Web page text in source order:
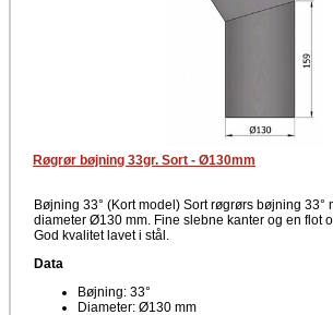
Røgrør bøjning 33gr. Sort - Ø130mm
Bøjning 33° (Kort model) Sort røgrørs bøjning 33°
diameter Ø130 mm. Fine slebne kanter og en flot
God kvalitet lavet i stål.
Data
Bøjning: 33°
Diameter: Ø130 mm